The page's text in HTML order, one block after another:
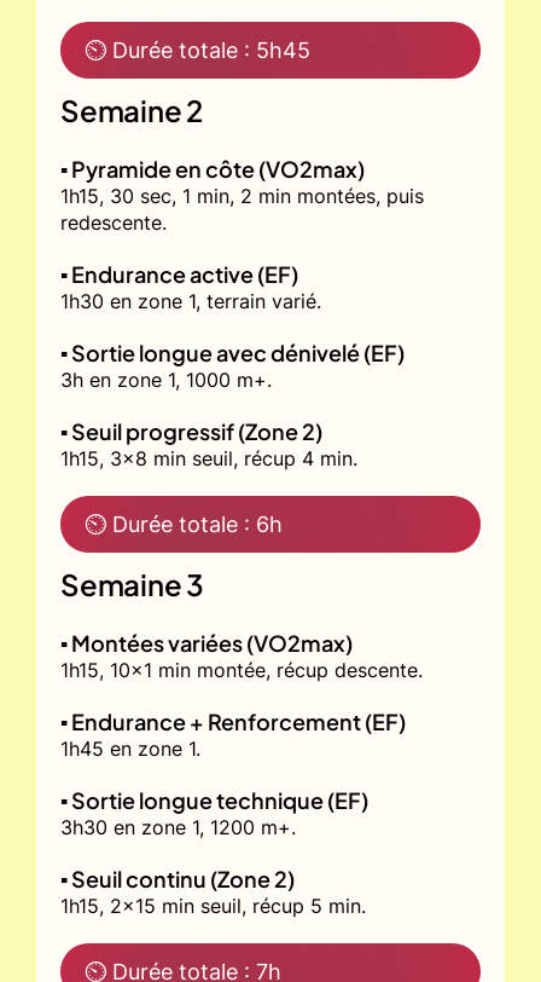
⏲ Durée totale : 5h45
Semaine 2
▪️ Pyramide en côte (VO2max)
1h15, 30 sec, 1 min, 2 min montées, puis
redescente.
▪️ Endurance active (EF)
1h30 en zone 1, terrain varié.
▪️ Sortie longue avec dénivelé (EF)
3h en zone 1, 1000 m+.
▪️ Seuil progressif (Zone 2)
1h15, 3x8 min seuil, récup 4 min.
⏲ Durée totale : 6h
Semaine 3
▪️ Montées variées (VO2max)
1h15, 10x1 min montée, récup descente.
▪️ Endurance + Renforcement (EF)
1h45 en zone 1.
▪️ Sortie longue technique (EF)
3h30 en zone 1, 1200 m+.
▪️ Seuil continu (Zone 2)
1h15, 2x15 min seuil, récup 5 min.
⏲ Durée totale : 7h